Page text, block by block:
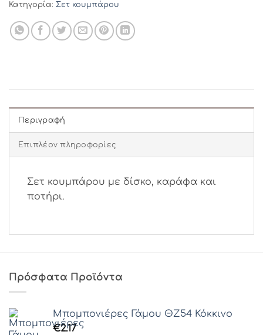
Κατηγορία: Σετ κουμπάρου
Περιγραφή
Επιπλέον πληροφορίες
Σετ κουμπάρου με δίσκο, καράφα και
ποτήρι.
Πρόσφατα Προϊόντα
Μπομπονιέρες Γάμου ΘZ54 Κόκκινο
€2.17